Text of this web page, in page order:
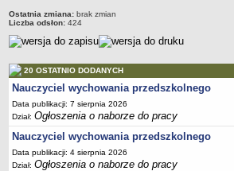
2021
2022
2023
2024
2025
OGŁOSZENIA
DEKLARACJA DOSTĘPNOŚCI
2021
Ostatnia zmiana: brak zmian
Liczba odsłon: 424
20 OSTATNIO DODANYCH
Nauczyciel wychowania przedszkolnego
Data publikacji: 7 sierpnia 2026
Dział:Ogłoszenia o naborze do pracy
Nauczyciel wychowania przedszkolnego
Data publikacji: 4 sierpnia 2026
Dział:Ogłoszenia o naborze do pracy